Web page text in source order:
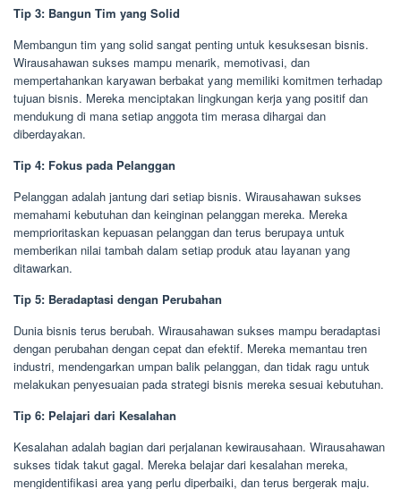
Tip 3: Bangun Tim yang Solid
Membangun tim yang solid sangat penting untuk kesuksesan bisnis.
Wirausahawan sukses mampu menarik, memotivasi, dan
mempertahankan karyawan berbakat yang memiliki komitmen terhadap
tujuan bisnis. Mereka menciptakan lingkungan kerja yang positif dan
mendukung di mana setiap anggota tim merasa dihargai dan
diberdayakan.
Tip 4: Fokus pada Pelanggan
Pelanggan adalah jantung dari setiap bisnis. Wirausahawan sukses
memahami kebutuhan dan keinginan pelanggan mereka. Mereka
memprioritaskan kepuasan pelanggan dan terus berupaya untuk
memberikan nilai tambah dalam setiap produk atau layanan yang
ditawarkan.
Tip 5: Beradaptasi dengan Perubahan
Dunia bisnis terus berubah. Wirausahawan sukses mampu beradaptasi
dengan perubahan dengan cepat dan efektif. Mereka memantau tren
industri, mendengarkan umpan balik pelanggan, dan tidak ragu untuk
melakukan penyesuaian pada strategi bisnis mereka sesuai kebutuhan.
Tip 6: Pelajari dari Kesalahan
Kesalahan adalah bagian dari perjalanan kewirausahaan. Wirausahawan
sukses tidak takut gagal. Mereka belajar dari kesalahan mereka,
mengidentifikasi area yang perlu diperbaiki, dan terus bergerak maju.